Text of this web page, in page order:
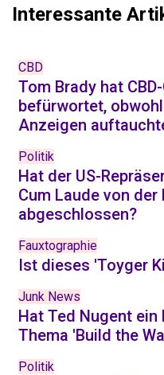
Interessante
CBD
Tom Brady hat
befürwortet,
Anzeigen
Politik
Hat der US-
Cum Laude von
abgeschlossen?
Fauxtographie
Ist dieses 'Toyger
Junk News
Hat Ted Nugent
Thema 'Build the
Politik